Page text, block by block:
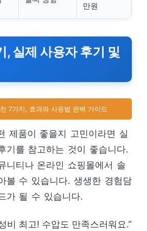
만원
, 실제 사용자 후기 및
7가지, 효과와 사용법 완벽 가이드
제품이 좋을지 고민이라면 실
기를 참고하는 것이 좋습니다.
니티나 온라인 쇼핑몰에서 솔
볼 수 있습니다. 생생한 경험담
가 될 수 있습니다.
비 최고! 수압도 만족스러워요.”